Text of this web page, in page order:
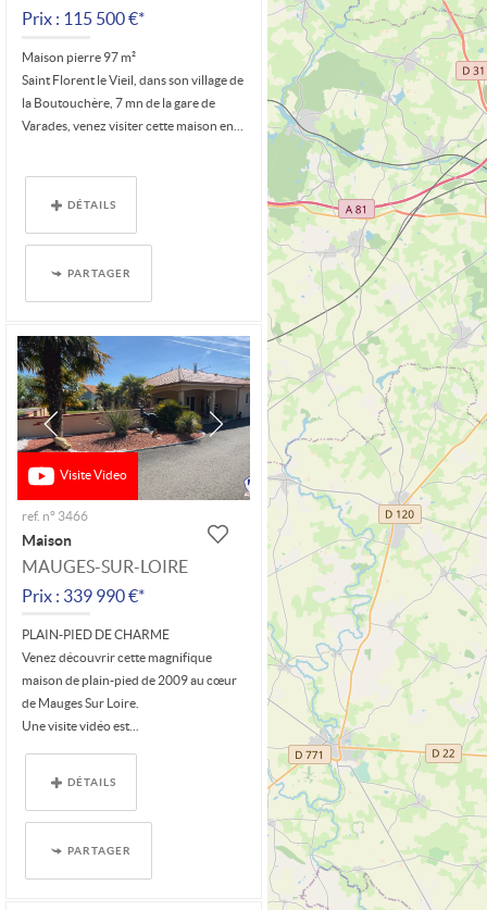
Prix : 115 500 €*
Maison pierre 97 m²
Saint Florent le Vieil, dans son village de
la Boutouchère, 7 mn de la gare de
Varades, venez visiter cette maison en...
DÉTAILS
PARTAGER
Visite Video
ref. n° 3466
Maison
MAUGES-SUR-LOIRE
Prix : 339 990 €*
PLAIN-PIED DE CHARME
Venez découvrir cette magnifique
maison de plain-pied de 2009 au cœur
de Mauges Sur Loire.
Une visite vidéo est...
DÉTAILS
PARTAGER